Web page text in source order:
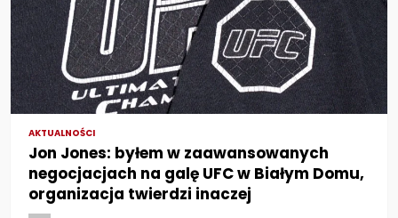
AKTUALNOŚCI
Jon Jones: byłem w zaawansowanych
negocjacjach na galę UFC w Białym Domu,
organizacja twierdzi inaczej